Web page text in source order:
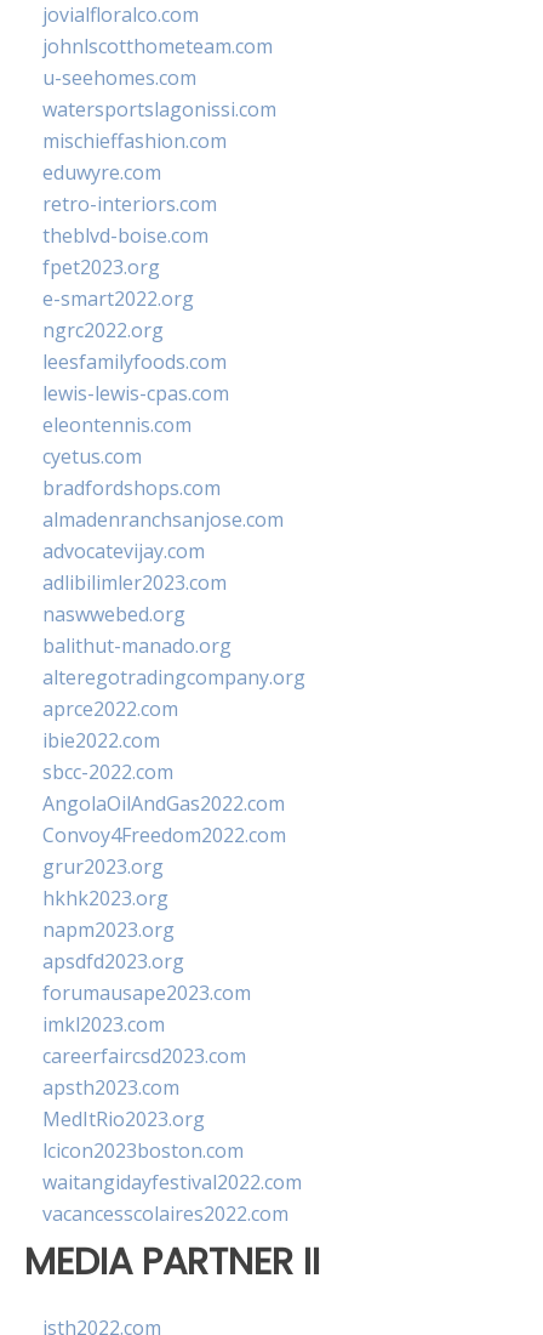
jovialfloralco.com
johnlscotthometeam.com
u-seehomes.com
watersportslagonissi.com
mischieffashion.com
eduwyre.com
retro-interiors.com
theblvd-boise.com
fpet2023.org
e-smart2022.org
ngrc2022.org
leesfamilyfoods.com
lewis-lewis-cpas.com
eleontennis.com
cyetus.com
bradfordshops.com
almadenranchsanjose.com
advocatevijay.com
adlibilimler2023.com
naswwebed.org
balithut-manado.org
alteregotradingcompany.org
aprce2022.com
ibie2022.com
sbcc-2022.com
AngolaOilAndGas2022.com
Convoy4Freedom2022.com
grur2023.org
hkhk2023.org
napm2023.org
apsdfd2023.org
forumausape2023.com
imkl2023.com
careerfaircsd2023.com
apsth2023.com
MedItRio2023.org
lcicon2023boston.com
waitangidayfestival2022.com
vacancesscolaires2022.com
MEDIA PARTNER II
isth2022.com